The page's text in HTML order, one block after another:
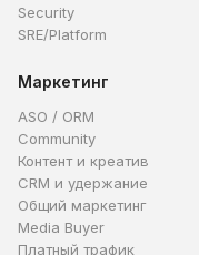
Security
SRE/Platform
Маркетинг
ASO / ORM
Community
Контент и креатив
CRM и удержание
Общий маркетинг
Media Buyer
Платный трафик